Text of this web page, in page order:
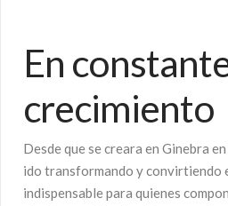
En
crecimiento
Desde que se creara en Ginebra
ido transformando y convirtiendo
indispensable para quienes